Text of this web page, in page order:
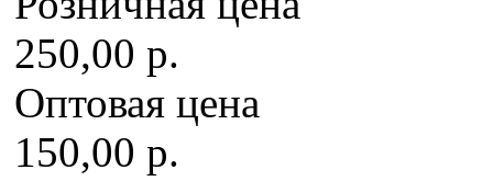
250,00 р.
Оптовая цена
150,00 р.